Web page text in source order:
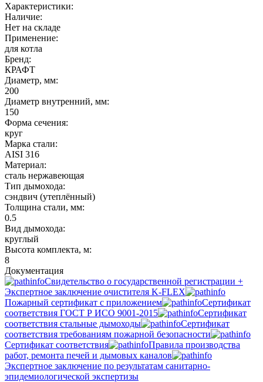
Характеристики:
Наличие:
Нет на складе
Применение:
для котла
Бренд:
КРАФТ
Диаметр, мм:
200
Диаметр внутренний, мм:
150
Форма сечения:
круг
Марка стали:
AISI 316
Материал:
сталь нержавеющая
Тип дымохода:
сэндвич (утеплённый)
Толщина стали, мм:
0.5
Вид дымохода:
круглый
Высота комплекта, м:
8
Документация
Свидетельство о государственной регистрации +
Экспертное заключение очистителя K-FLEX
Пожарный сертификат с приложением
Сертификат
соответствия ГОСТ Р ИСО 9001-2015
Сертификат
соответствия стальные дымоходы
Сертификат
соответствия требованиям пожарной безопасности
Сертификат соответствия
Правила производства
работ, ремонта печей и дымовых каналов
Экспертное заключение по результатам санитарно-
эпидемиологической экспертизы